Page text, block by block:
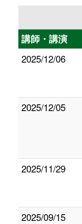
講師・講演
2025/12/06
2025/12/05
2025/11/29
2025/09/15